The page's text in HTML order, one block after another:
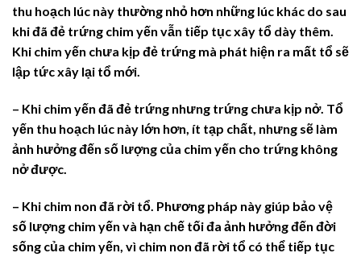
thu hoạch lúc này thường nhỏ hơn những lúc khác do sau
khi đã đẻ trứng chim yến vẫn tiếp tục xây tổ dày thêm.
Khi chim yến chưa kịp đẻ trứng mà phát hiện ra mất tổ sẽ
lập tức xây lại tổ mới.
– Khi chim yến đã đẻ trứng nhưng trứng chưa kịp nở. Tổ
yến thu hoạch lúc này lớn hơn, ít tạp chất, nhưng sẽ làm
ảnh hưởng đến số lượng của chim yến cho trứng không
nở được.
– Khi chim non đã rời tổ. Phương pháp này giúp bảo vệ
số lượng chim yến và hạn chế tối đa ảnh hưởng đến đời
sống của chim yến, vì chim non đã rời tổ có thể tiếp tục